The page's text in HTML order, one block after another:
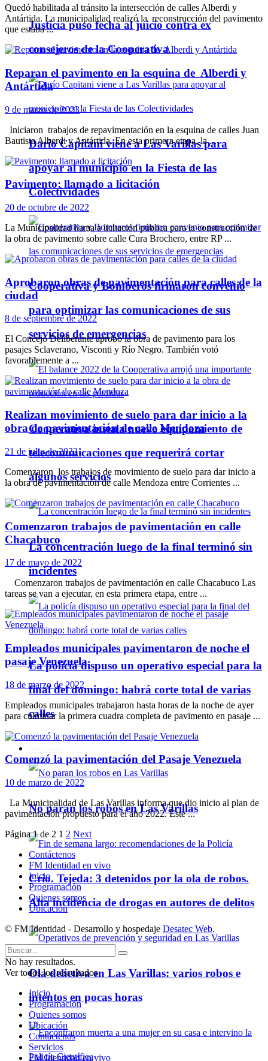
Justicia puso fecha al juicio contra ex
consejeros de la Cooperativa
Darío Capitani viene a Las Varillas para
apoyar al municipio en la Fiesta de las
Colectividades
Cooperativa y Bomberos firmaron convenio
para optimizar las comunicaciones de sus
servicios de emergencias
Cooperativa instala nuevo equipamiento de
telecomunicaciones que requerirá cortar
algunos servicios
La concentración luego de la final terminó sin
incidentes
La policía dispuso un operativo especial para la
final del domingo: habrá corte total de varias
calles
No paran los robos en Las Varillas
Crio. Tejeda: 3 detenidos por la ola de robos.
Alta incidencia de drogas en autores de delitos
Ola delictiva en Las Varillas: varios robos e
intentos en pocas horas
Quedó habilitada al tránsito la intersección de calles Alberdi y
Antártida. La municipalidad realizó la reconstrucción del pavimento
que estaba ...
Reparan el pavimento en la esquina de Alberdi y
Antártida
9 de marzo de 2023
Iniciaron trabajos de repavimentación en la esquina de calles Juan
Bautista Alberdi y Antártida. En esta primera etapa, la ...
Pavimento: llamado a licitación
20 de octubre de 2022
La Municipalidad llama a licitación pública para la construcción de
la obra de pavimento sobre calle Cura Brochero, entre RP ...
Aprobaron obras de pavimentación para calles de la
ciudad
8 de septiembre de 2022
El Concejo Deliberante aprobó la obra de pavimento para los
pasajes Sclaverano, Visconti y Río Negro. También votó
favorablemente a ...
Realizan movimiento de suelo para dar inicio a la
obra de pavimentación de calle Mendoza
21 de julio de 2022
Comenzaron los trabajos de movimiento de suelo para dar inicio a
la obra de pavimentación de calle Mendoza entre Corrientes ...
Comenzaron trabajos de pavimentación en calle
Chacabuco
17 de mayo de 2022
Comenzaron trabajos de pavimentación en calle Chacabuco Las
tareas se van a ejecutar, en esta primera etapa, entre ...
Empleados municipales pavimentaron de noche el
pasaje Venezuela
18 de marzo de 2022
Empleados municipales trabajaron hasta horas de la noche de ayer
para culminar la primera cuadra completa de pavimento en pasaje ...
Comenzó la pavimentación del Pasaje Venezuela
10 de marzo de 2022
La Municipalidad de Las Varillas informa que dio inicio al plan de
pavimentación propuesto para el año 2022. Este ...
Página 1 de 2 1 2 Next
Contáctenos
FM Identidad en vivo
Inicio
Programación
Quienes somos
Ubicación
© FM Identidad - Desarrollo y hospedaje Desatec Web.
No hay resultados.
Ver todos los ressultados
Inicio
Programación
Quienes somos
Ubicación
Contáctenos
Servicios
FM Identidad en vivo